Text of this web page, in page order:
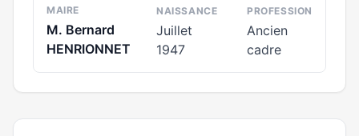
MAIRE
M. Bernard
HENRIONNET
NAISSANCE
Juillet
1947
PROFESSION
Ancien
cadre